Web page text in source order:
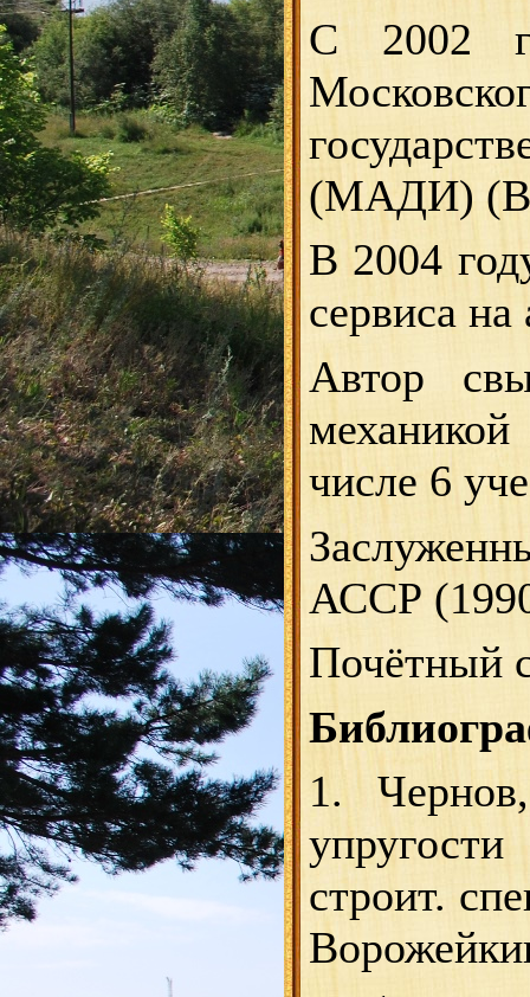
С 2002
(МАДИ)
В 2004
сервиса
Автор
числе 6
АССР
Почётный
1.
строит.